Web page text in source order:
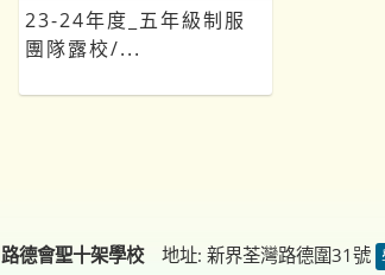
23-24年度_五年級制服
團隊露校/...
路德會聖十架學校 地址: 新界荃灣路德圍31號